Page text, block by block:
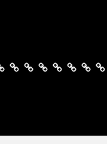
SportSantéCinémaÉducation
Football